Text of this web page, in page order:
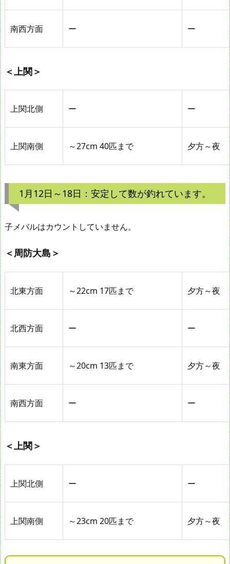
南西方面 ー ー
＜上関＞
上関北側 ー ー
上関南側 ～27cm 40匹まで 夕方～夜
1月12日～18日：安定して数が釣れています。
子メバルはカウントしていません。
＜周防大島＞
北東方面 ～22cm 17匹まで 夕方～夜
北西方面 ー ー
南東方面 ～20cm 13匹まで 夕方～夜
南西方面 ー ー
＜上関＞
上関北側 ー ー
上関南側 ～23cm 20匹まで 夕方～夜